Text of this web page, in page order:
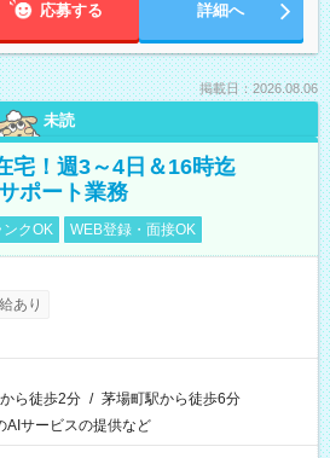
応募する 詳細へ
掲載日：2026.08.06
未読
宅！週3～4日＆16時迄
ポート業務
ンクOK WEB登録・面接OK
あり
ら徒歩2分 / 茅場町駅から徒歩6分
AIサービスの提供など